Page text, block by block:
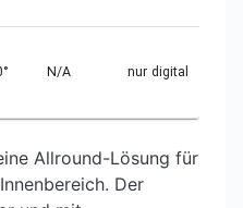
N/A nur digital
Allround-Lösung für
Der